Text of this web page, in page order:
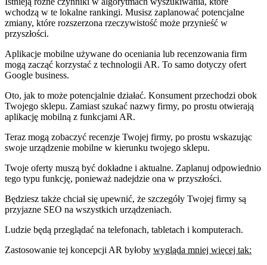
wchodzą w te lokalne rankingi. Musisz zaplanować potencjalne
zmiany, które rozszerzona rzeczywistość może przynieść w
przyszłości.
Aplikacje mobilne używane do oceniania lub recenzowania firm
mogą zacząć korzystać z technologii AR. To samo dotyczy ofert
Google business.
Oto, jak to może potencjalnie działać. Konsument przechodzi obok
Twojego sklepu. Zamiast szukać nazwy firmy, po prostu otwierają
aplikację mobilną z funkcjami AR.
Teraz mogą zobaczyć recenzje Twojej firmy, po prostu wskazując
swoje urządzenie mobilne w kierunku twojego sklepu.
Twoje oferty muszą być dokładne i aktualne. Zaplanuj odpowiednio
tego typu funkcję, ponieważ nadejdzie ona w przyszłości.
Będziesz także chciał się upewnić, że szczegóły Twojej firmy są
przyjazne SEO na wszystkich urządzeniach.
Ludzie będą przeglądać na telefonach, tabletach i komputerach.
Zastosowanie tej koncepcji AR byłoby wygląda mniej więcej tak: